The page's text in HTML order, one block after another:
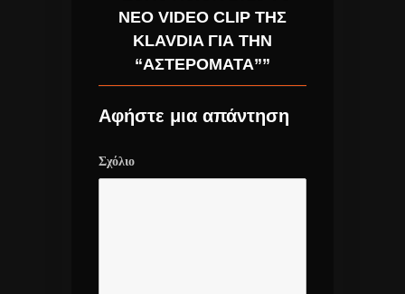
ΝΈΟ VIDEO CLIP ΤΗΣ
KLAVDIA ΓΙΑ ΤΗΝ
“ΑΣΤΕΡΟΜΆΤΑ””
Αφήστε μια απάντηση
Σχόλιο